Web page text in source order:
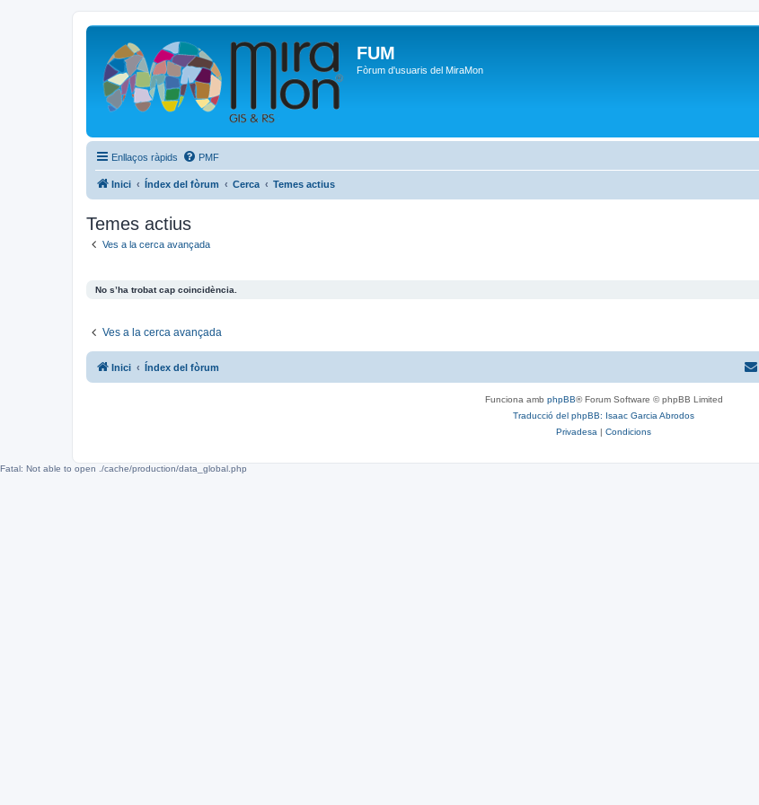
FUM
Fòrum d'usuaris del MiraMon
Enllaços ràpids PMF
Inici Índex del fòrum Cerca Temes actius
Temes actius
Ves a la cerca avançada
No s’ha trobat cap coincidència.
Ves a la cerca avançada
Inici Índex del fòrum
Funciona amb phpBB® Forum Software © phpBB Limited
Traducció del phpBB: Isaac Garcia Abrodos
Privadesa | Condicions
Fatal: Not able to open ./cache/production/data_global.php